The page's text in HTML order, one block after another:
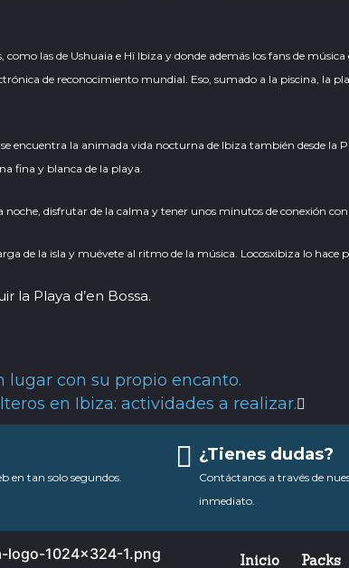
como las de Ushuaia e Hï Ibiza y donde además los fans de
de reconocimiento mundial. Eso, sumado a la piscina, la
encuentra la animada vida nocturna de Ibiza también desde la
fina y blanca de la playa.
noche, disfrutar de la calma y tener unos minutos de conexión
de la isla y muévete al ritmo de la música. Locosxibiza lo hace
la Playa d’en Bossa.
lugar con su propio encanto.
en Ibiza: actividades a realizar.
en tan solo segundos.
¿Tienes dudas?
Contáctanos a través de
inmediato.
Inicio Packs